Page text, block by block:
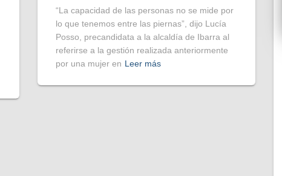
“La capacidad de las personas no se mide por
lo que tenemos entre las piernas”, dijo Lucía
Posso, precandidata a la alcaldía de Ibarra al
referirse a la gestión realizada anteriormente
por una mujer en Leer más